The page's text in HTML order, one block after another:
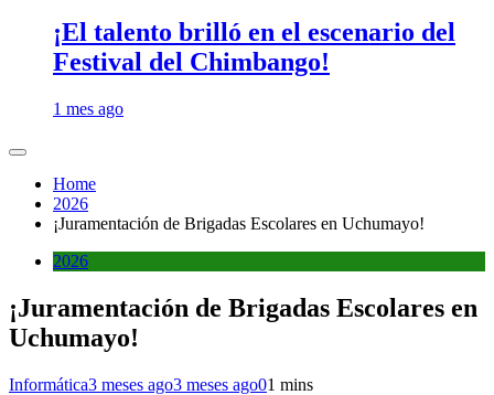
¡El talento brilló en el escenario del
Festival del Chimbango!
1 mes ago
Home
2026
¡Juramentación de Brigadas Escolares en Uchumayo!
2026
¡Juramentación de Brigadas Escolares en
Uchumayo!
Informática3 meses ago3 meses ago01 mins